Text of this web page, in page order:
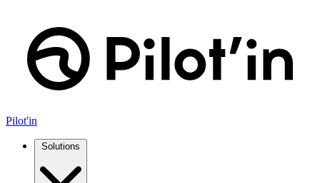
contenu
Pilot'in
Solutions